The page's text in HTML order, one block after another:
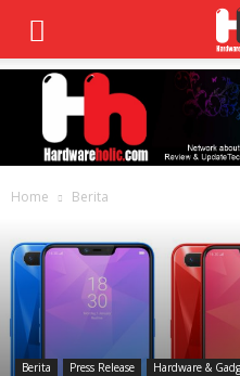
Home Berita
Berita Press Release Hardware &